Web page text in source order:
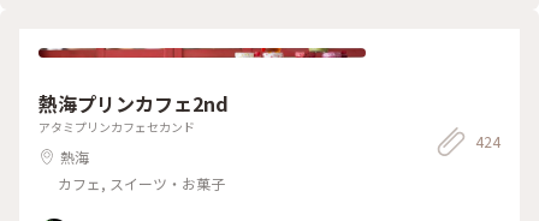
クニカルロードを歩いている時に「もしかして」とふとホーム
さが倍となり、奇跡的に運行本数が１時間に１本しかないバス
に乗車することができました。 そして念願の大室山へ到着。
いよいよリフトで登っていきます！ 高まる期待、ワクワク
感！ カメラロボット君、記念写真、いい顔で撮ってください
ね📷 #Myことりっぷ #アートみたいな景色 #お鉢巡りができる
熱海プリンカフェ2nd
アタミプリンカフェセカンド
熱海
カフェ, スイーツ・お菓子
424